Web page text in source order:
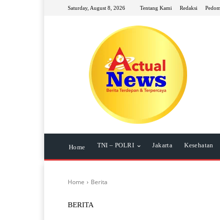
Saturday, August 8, 2026 Tentang Kami Redaksi
Home TNI – POLRI Jakarta Kesehatan
Home Berita
BERITA